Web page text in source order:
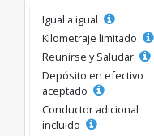
Igual a igual
Kilometraje limitado
Reunirse y Saludar
Depósito en efectivo
aceptado
Conductor adicional
incluido